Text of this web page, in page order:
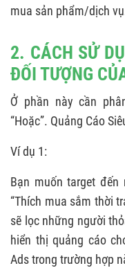
4.2. Mở rộng
4.3. Target theo
4.4. Cách
4.5. Target theo
QUẢNG CÁO SIÊU
5.1. Cách target
5.2. Target đối
thực phẩm chức
5.3. Cách
mua sản phẩm/dịch
2. CÁCH SỬ
ĐỐI TƯỢNG
Ở phần này cần
“Hoặc”. Quảng Cáo
Ví dụ 1:
Bạn muốn target
“Thích mua sắm thời
sẽ lọc những người
hiển thị quảng cáo
Ads trong trường hợp